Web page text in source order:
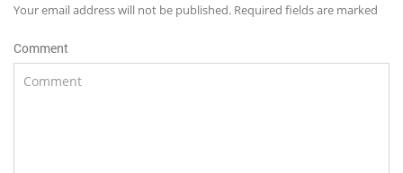
Your email address will not be published. Required fields are marked
Comment